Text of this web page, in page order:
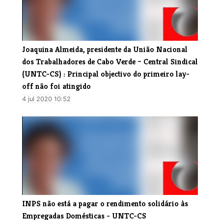
Joaquina Almeida, presidente da União Nacional
dos Trabalhadores de Cabo Verde – Central Sindical
(UNTC-CS) : Principal objectivo do primeiro lay-
off não foi atingido
4 jul 2020 10:52
INPS não está a pagar o rendimento solidário às
Empregadas Domésticas - UNTC-CS